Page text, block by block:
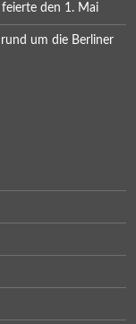
den 1. Mai
um die Berliner